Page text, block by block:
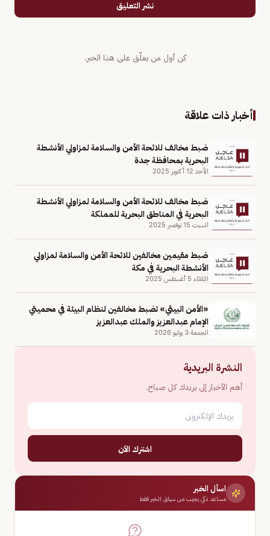
نشر التعليق
كن أول من يعلّق على هذا الخبر.
أخبار ذات علاقة
ضبط مخالف للائحة الأمن والسلامة لمزاولي الأنشطة
البحرية بمحافظة جدة
الأحد 12 أكتوبر 2025
ضبط مخالف للائحة الأمن والسلامة لمزاولي الأنشطة
البحرية في المناطق البحرية للمملكة
السبت 15 نوفمبر 2025
ضبط مقيمين مخالفين للائحة الأمن والسلامة لمزاولي
الأنشطة البحرية في مكة
الثلاثاء 5 أغسطس 2025
«الأمن البيئي» تضبط مخالفين لنظام البيئة في محميتي
الإمام عبدالعزيز والملك عبدالعزيز
الجمعة 3 يوليو 2026
النشرة البريدية
أهم الأخبار إلى بريدك كل صباح.
اشترك الآن
اسأل الخبر
مساعد ذكي يجيب من سياق الخبر فقط